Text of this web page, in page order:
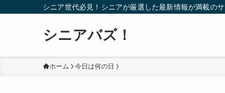
シニア世代必見！シニアが厳選した最新情報が満載のサ
シニアバズ！
ホーム 今日は何の日